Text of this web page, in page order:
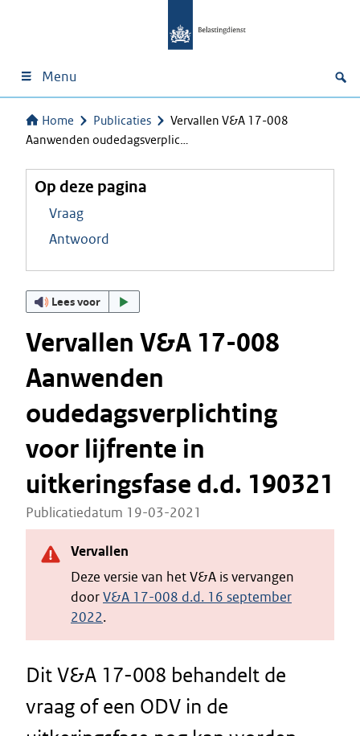
Menu
Home Publicaties
Vervallen V&A 17-008
Aanwenden oudedagsverplic…
Op deze pagina
Vraag
Antwoord
Lees voor
Vervallen V&A 17-008
Aanwenden
oudedagsverplichting
voor lijfrente in
uitkeringsfase d.d. 190321
Publicatiedatum 19-03-2021
Vervallen
Deze versie van het V&A is vervangen
doorV&A 17-008 d.d. 16 september
2022.
Dit V&A 17-008 behandelt de
vraag of een ODV in de